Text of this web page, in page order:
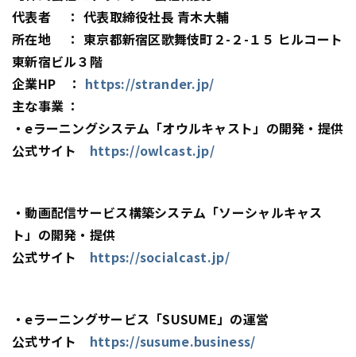
代表者 ： 代表取締役社長 青木大輔
所在地 ： 東京都新宿区歌舞伎町２-２-１５ ヒルコート
東新宿ビル３階
企業HP ： https://strander.jp/
主な事業 ：
・eラーニングシステム「オウルキャスト」の開発・提供
公式サイト https://owlcast.jp/
・動画配信サービス構築システム「ソーシャルキャス
ト」の開発・提供
公式サイト https://socialcast.jp/
・eラーニングサービス「SUSUME」の運営
公式サイト https://susume.business/